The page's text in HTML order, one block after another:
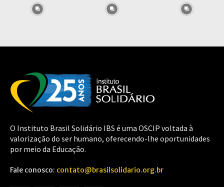
O Instituto Brasil Solidário IBS é uma OSCIP voltada à
valorização do ser humano, oferecendo-lhe oportunidades
por meio da Educação.
Fale conosco: contato@brasilsolidario.org.br